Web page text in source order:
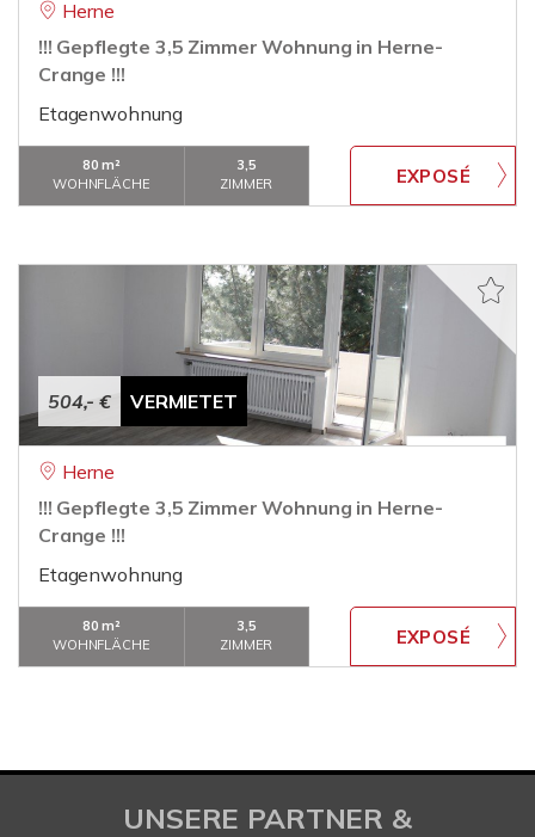
Herne
!!! Gepflegte 3,5 Zimmer Wohnung in Herne-
Crange !!!
Etagenwohnung
80 m²
WOHNFLÄCHE
3,5
ZIMMER
504,- € VERMIETET
Herne
!!! Gepflegte 3,5 Zimmer Wohnung in Herne-
Crange !!!
Etagenwohnung
80 m²
WOHNFLÄCHE
3,5
ZIMMER
UNSERE PARTNER &